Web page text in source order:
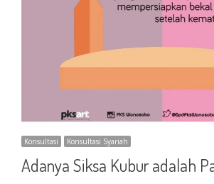
Konsultasi Konsultasi Syariah
Adanya Siksa Kubur adalah